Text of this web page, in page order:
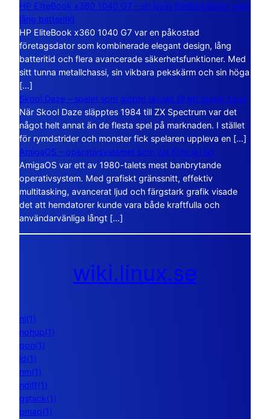
HP EliteBook x360 1040 G7 – en lyxig företagsdator med
lång batteritid
HP EliteBook x360 1040 G7 var en påkostad
företagsdator som kombinerade elegant design, lång
batteritid och flera avancerade säkerhetsfunktioner. Med
sitt tunna metallchassi, sin vikbara pekskärm och sin höga
[…]
Skool Daze – spelet som gjorde skolan till ett öppet kaos
När Skool Daze släpptes 1984 till ZX Spectrum var det
något helt annat än de flesta spel på marknaden. I stället
för rymdstrider och monster fick spelaren uppleva en […]
AmigaOS – operativsystemet som var före sin tid
AmigaOS var ett av 1980-talets mest banbrytande
operativsystem. Med grafiskt gränssnitt, effektiv
multitasking, avancerat ljud och färgstark grafik visade
det att hemdatorer kunde vara både kraftfulla och
användarvänliga långt […]
wiki.linux.se
nl(1)
nohup(1)
pon(1)
ld(1)
nm(1)
ndiff(1)
gstack(1)
pmap(1)